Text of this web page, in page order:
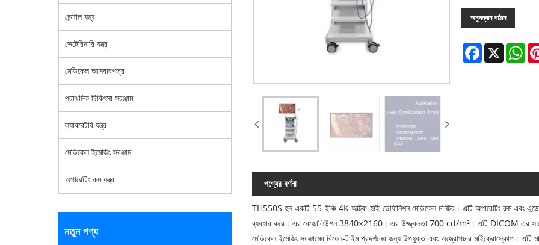
ডেন্টাল যন্ত্র
ভেটেরিনারি যন্ত্র
মেডিকেল আসবাবপত্র
প্রাথমিক চিকিৎসা সরঞ্জাম
ল্যাবরেটরি যন্ত্র
মেডিকেল ইমেজিং সরঞ্জাম
অপারেটিং রুম যন্ত্র
নতুন পণ্য
অনুসন্ধান পাঠান
Facebook
X
পণ্যের বর্ণনা
TH550S হল একটি 55-ইঞ্চি 4K আল্ট্রা-হাই-ডেফিনিশন মেডিকেল মনিটর। এটি অপারেটিং রুম এবং
ব্যবহার করে। এর রেজোলিউশন 3840×2160। এর উজ্জ্বলতা 700 cd/m²। এটি DICOM এর সাথে
মেডিকেল ইমেজিং সরঞ্জামের রিয়েল-টাইম প্রদর্শনের জন্য উপযুক্ত এবং অস্ত্রোপচার মাইক্রোস্কোপ। এটি